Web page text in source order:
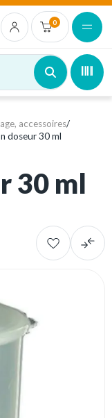
0
accessoires/
doseur 30 ml
30 ml